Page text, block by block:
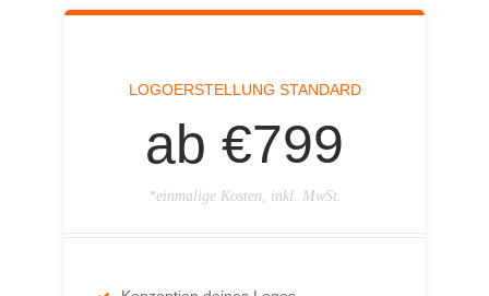
LOGOERSTELLUNG STANDARD
ab €799
*einmalige Kosten, inkl. MwSt.